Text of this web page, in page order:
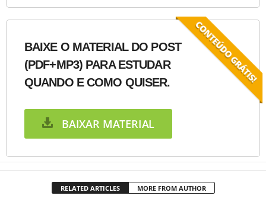
BAIXE O MATERIAL DO POST
(PDF+MP3) PARA ESTUDAR
QUANDO E COMO QUISER.
BAIXAR MATERIAL
RELATED ARTICLES MORE FROM AUTHOR